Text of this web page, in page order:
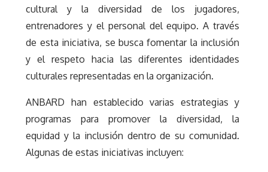
cultural y la diversidad de los jugadores,
entrenadores y el personal del equipo. A través
de esta iniciativa, se busca fomentar la inclusión
y el respeto hacia las diferentes identidades
culturales representadas en la organización.
ANBARD han establecido varias estrategias y
programas para promover la diversidad, la
equidad y la inclusión dentro de su comunidad.
Algunas de estas iniciativas incluyen: